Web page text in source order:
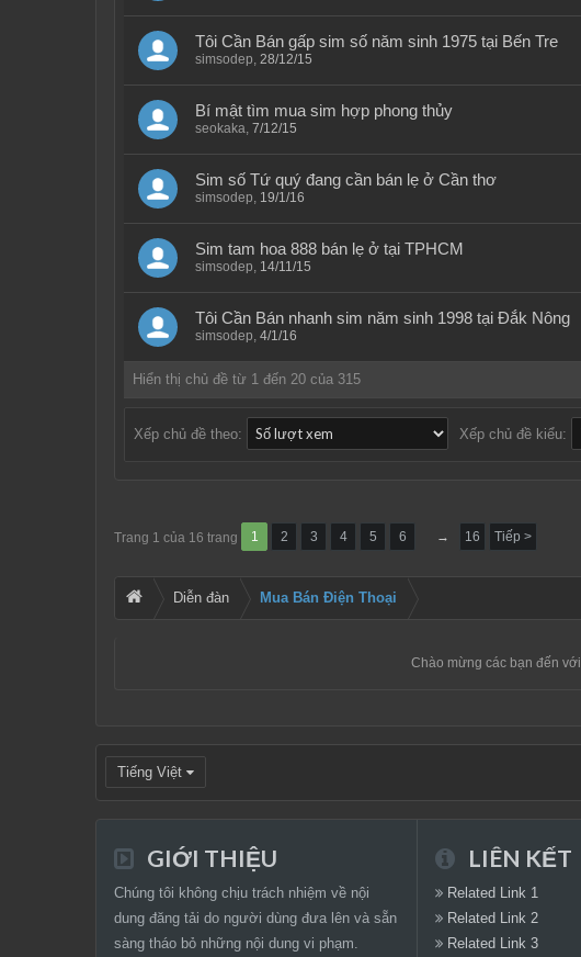
Tôi Cần Bán gấp sim số năm sinh 1975 tại Bến Tre
simsodep, 28/12/15
Bí mật tìm mua sim hợp phong thủy
seokaka, 7/12/15
Sim số Tứ quý đang cần bán lẹ ở Cần thơ
simsodep, 19/1/16
Sim tam hoa 888 bán lẹ ở tại TPHCM
simsodep, 14/11/15
Tôi Cần Bán nhanh sim năm sinh 1998 tại Đắk Nông
simsodep, 4/1/16
Hiển thị chủ đề từ 1 đến 20 của 315
Xếp chủ đề theo: Xếp chủ đề kiểu:
Trang 1 của 16 trang 1 2 3 4 5 6 → 16 Tiếp >
Diễn đàn Mua Bán Điện Thoại
Chào mừng các bạn đến với
Tiếng Việt
GIỚI THIỆU
Chúng tôi không chịu trách nhiệm về nội
dung đăng tải do người dùng đưa lên và sẵn
sàng tháo bỏ những nội dung vi phạm.
LIÊN KẾT
Related Link 1
Related Link 2
Related Link 3